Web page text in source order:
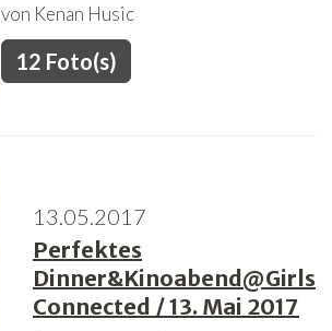
von Kenan Husic
12 Foto(s)
13.05.2017
Perfektes
Dinner&Kinoabend@Girls
Connected / 13. Mai 2017